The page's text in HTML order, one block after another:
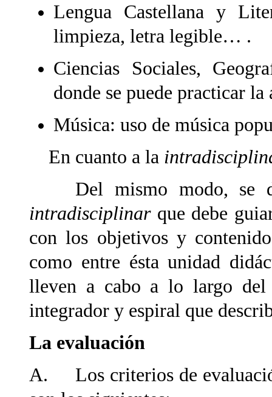
Lengua Castellana y
limpieza, letra legible… .
Ciencias Sociales,
donde se puede practicar
Música: uso de música
En cuanto a la
Del mismo modo, se
intradisciplinar que debe
con los objetivos y
como entre ésta unidad
lleven a cabo a lo largo del
integrador y espiral que
La evaluación
A. Los criterios de